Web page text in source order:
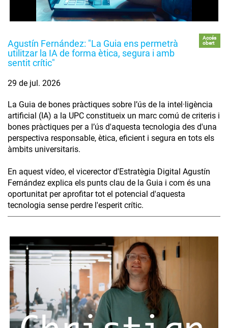
Agustín Fernández: "La Guia ens permetrà
utilitzar la IA de forma ètica, segura i amb
sentit crític"
Accés
obert
29 de jul. 2026
La Guia de bones pràctiques sobre l’ús de la intel·ligència
artificial (IA) a la UPC constitueix un marc comú de criteris i
bones pràctiques per a l’ús d'aquesta tecnologia des d'una
perspectiva responsable, ètica, eficient i segura en tots els
àmbits universitaris.
En aquest vídeo, el vicerector d'Estratègia Digital Agustín
Fernández explica els punts clau de la Guia i com és una
oportunitat per aprofitar tot el potencial d'aquesta
tecnologia sense perdre l'esperit crític.